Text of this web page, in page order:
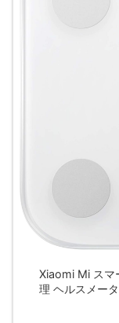
Xiaomi Mi スマ
理 ヘルスメー